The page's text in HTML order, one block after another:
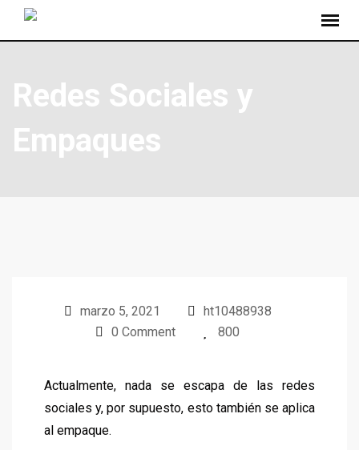
Redes Sociales y
Empaques
marzo 5, 2021
ht10488938
0 Comment
800
Actualmente, nada se escapa de las redes
sociales y, por supuesto, esto también se aplica
al empaque.